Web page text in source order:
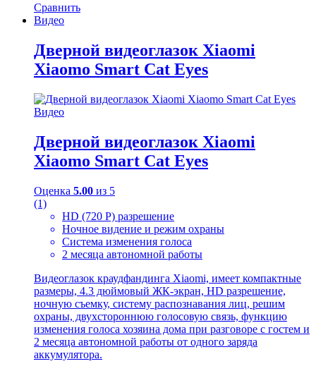
Сравнить
Видео
Дверной видеоглазок Xiaomi
Xiaomo Smart Cat Eyes
Видео
Дверной видеоглазок Xiaomi
Xiaomo Smart Cat Eyes
Оценка 5.00 из 5
(1)
HD (720 P) разрешение
Ночное видение и режим охраны
Система изменения голоса
2 месяца автономной работы
Видеоглазок краудфандинга Xiaomi, имеет компактные
размеры, 4.3 дюймовый ЖК-экран, HD разрешение,
ночную съемку, систему распознавания лиц, решим
охраны, двухстороннюю голосовую связь, функцию
изменения голоса хозяина дома при разговоре с гостем и
2 месяца автономной работы от одного заряда
аккумулятора.